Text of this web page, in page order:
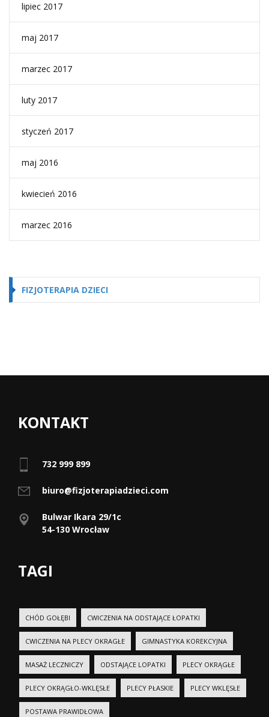
lipiec 2017
maj 2017
marzec 2017
luty 2017
styczeń 2017
maj 2016
kwiecień 2016
marzec 2016
FIZJOTERAPIA DZIECI
KONTAKT
732 999 899
biuro@fizjoterapiadzieci.com
Bulwar Ikara 29/1c
54-130 Wrocław
TAGI
CHÓD GOŁĘBI CWICZENIA NA ODSTAJĄCE ŁOPATKI
CWICZENIA NA PLECY OKRAGŁE GIMNASTYKA KOREKCYJNA
MASAŻ LECZNICZY ODSTAJĄCE LOPATKI PLECY OKRĄGŁE
PLECY OKRĄGŁO-WKLĘSŁE PLECY PŁASKIE PLECY WKLĘSŁE
POSTAWA PRAWIDŁOWA